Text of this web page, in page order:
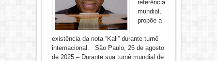
referência
mundial,
propõe a
existência da nota “Kall” durante turnê
internacional. São Paulo, 26 de agosto
de 2025 – Durante sua turnê mundial de